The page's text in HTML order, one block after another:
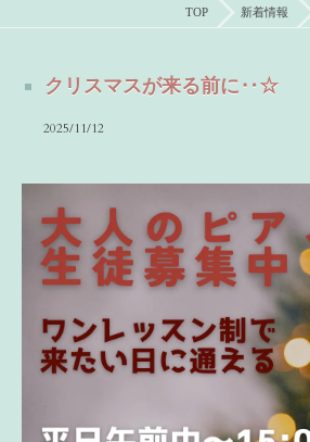
TOP 新着情報
クリスマスが来る前に‥☆
2025/11/12